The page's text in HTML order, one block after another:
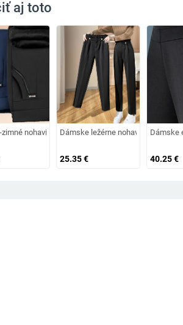
aj toto
nohavice s kovovým prvkom a vreckom
Dámske ležérne nohavice s
25.35€
Dámske
40.25€